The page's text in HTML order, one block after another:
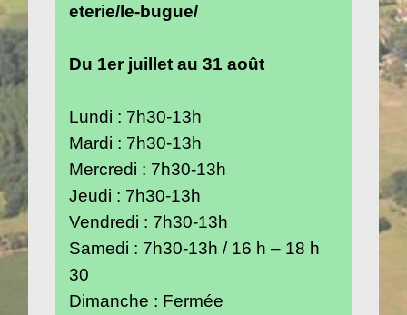
eterie/le-bugue/
Du 1er juillet au 31 août
Lundi : 7h30-13h
Mardi : 7h30-13h
Mercredi : 7h30-13h
Jeudi : 7h30-13h
Vendredi : 7h30-13h
Samedi : 7h30-13h / 16 h – 18 h
30
Dimanche : Fermée